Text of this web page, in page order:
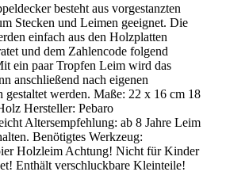
besteht aus vorgestanzten
Stecken und Leimen geeignet. Die
einfach aus den Holzplatten
und dem Zahlencode folgend
ein paar Tropfen Leim wird das
anschließend nach eigenen
gestaltet werden. Maße: 22 x 16 cm 18
Hersteller: Pebaro
Altersempfehlung: ab 8 Jahre Leim
Benötigtes Werkzeug:
Holzleim Achtung! Nicht für Kinder
Enthält verschluckbare Kleinteile!